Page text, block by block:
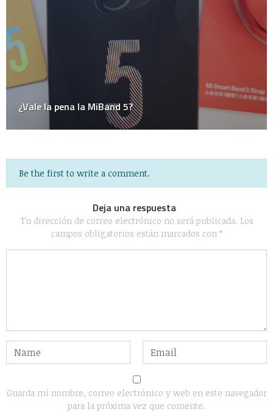
Be the first to write a comment.
Deja una respuesta
Tu dirección de correo electrónico no será publicada. Los
campos obligatorios están marcados con *
Guarda mi nombre, correo electrónico y web en este navegador
para la próxima vez que comente.